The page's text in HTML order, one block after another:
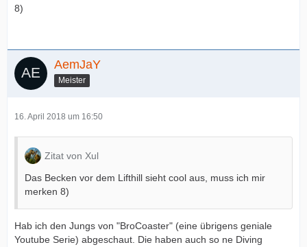
8)
AemJaY
Meister
16. April 2018 um 16:50
Zitat von Xul
Das Becken vor dem Lifthill sieht cool aus, muss ich mir
merken 8)
Hab ich den Jungs von "BroCoaster" (eine übrigens geniale
Youtube Serie) abgeschaut. Die haben auch so ne Diving